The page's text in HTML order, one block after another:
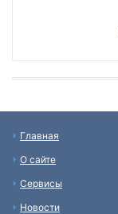
Главная
О сайте
Сервисы
Новости